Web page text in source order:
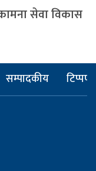
सेवा विकास
सम्पादकीय टिप्पणी